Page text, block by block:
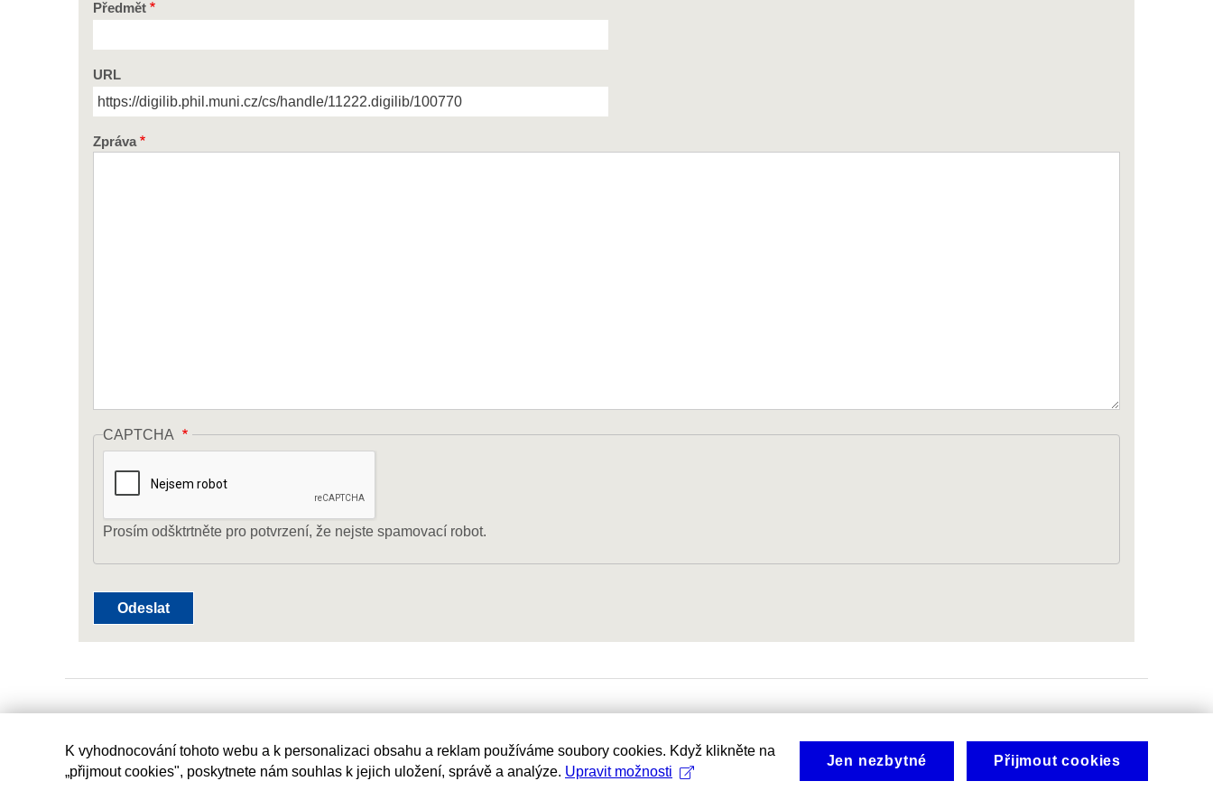
Předmět
URL
Zpráva
CAPTCHA
Prosím odšktrtněte pro potvrzení, že nejste spamovací robot.
K vyhodnocování tohoto webu a k personalizaci obsahu a reklam používáme soubory cookies. Když klikněte na
„přijmout cookies", poskytnete nám souhlas k jejich uložení, správě a analýze. Upravit možnosti
Jen nezbytné Přijmout cookies